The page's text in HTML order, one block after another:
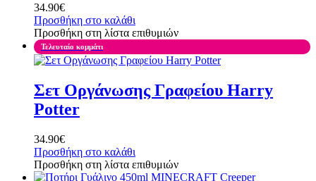
34.90€
Προσθήκη στο καλάθι
Προσθήκη στη λίστα επιθυμιών
Τελευταίο κομμάτι
Σετ Οργάνωσης Γραφείου Harry
Potter
34.90€
Προσθήκη στο καλάθι
Προσθήκη στη λίστα επιθυμιών